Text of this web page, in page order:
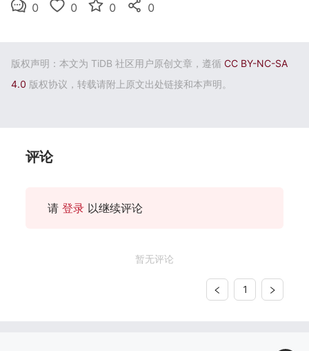
0 0 0 0
版权声明：本文为 TiDB 社区用户原创文章，遵循 CC BY-NC-SA
4.0 版权协议，转载请附上原文出处链接和本声明。
评论
请 登录 以继续评论
暂无评论
1